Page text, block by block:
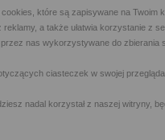
które są zapisywane na
a także ułatwia korzystanie z
nas wykorzystywane do
ciasteczek w swojej
nadal korzystał z naszej witryny,